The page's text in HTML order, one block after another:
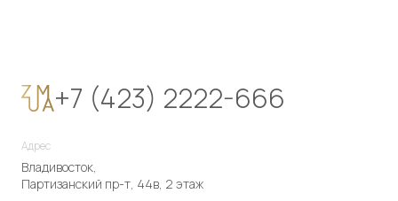
+7 (423) 2222-666
Адрес
Владивосток,
Партизанский пр-т, 44в, 2 этаж